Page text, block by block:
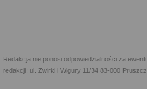
Redakcja nie ponosi odpowiedzialności za
redakcji: ul. Żwirki i Wigury 11/34 83-000